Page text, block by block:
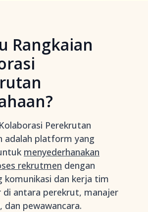
Rangkaian
Perekrutan
adalah platform yang
menyederhanakan
rekrutmen dengan
komunikasi dan kerja tim
di antara perekrut, manajer
dan pewawancara.